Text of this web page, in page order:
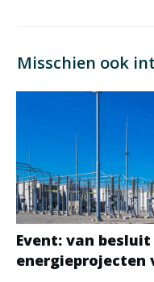
Misschien ook
Event: van
energieprojecten